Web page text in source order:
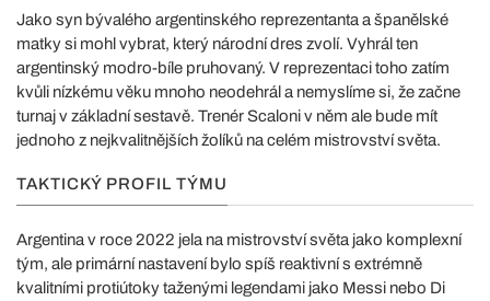
Jako syn bývalého argentinského reprezentanta a španělské
matky si mohl vybrat, který národní dres zvolí. Vyhrál ten
argentinský modro-bíle pruhovaný. V reprezentaci toho zatím
kvůli nízkému věku mnoho neodehrál a nemyslíme si, že začne
turnaj v základní sestavě. Trenér Scaloni v něm ale bude mít
jednoho z nejkvalitnějších žolíků na celém mistrovství světa.
TAKTICKÝ PROFIL TÝMU
Argentina v roce 2022 jela na mistrovství světa jako komplexní
tým, ale primární nastavení bylo spíš reaktivní s extrémně
kvalitními protiútoky taženými legendami jako Messi nebo Di